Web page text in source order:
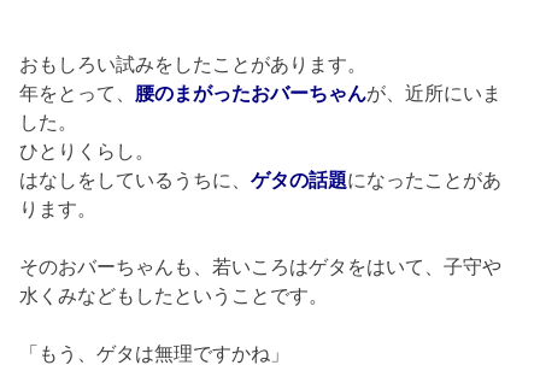
おもしろい試みをしたことがあります。
年をとって、 腰のまがったおバーちゃんが、近所にいま
した。
ひとりくらし。
はなしをしているうちに、ゲタの話題になったことがあ
ります。
そのおバーちゃんも、若いころはゲタをはいて、子守や
水くみなどもしたということです。
「もう、ゲタは無理ですかね」